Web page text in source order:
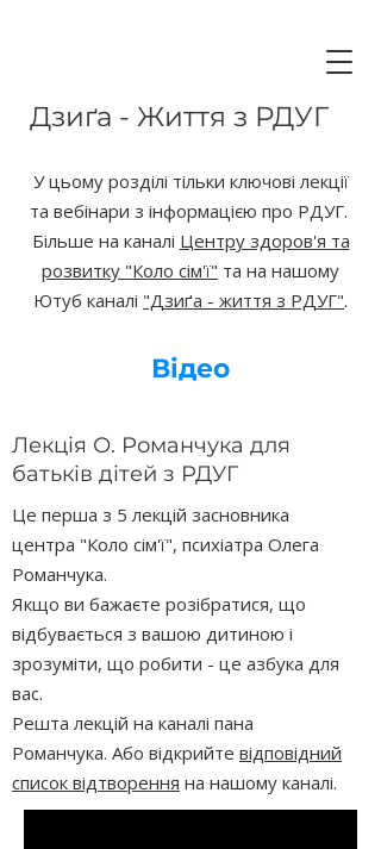
Дзиґа - Життя з РДУГ
У цьому розділі тільки ключові лекції
та вебінари з інформацією про РДУГ.
Більше на каналі Центру здоров'я та
розвитку "Коло сім'ї" та на нашому
Ютуб каналі "Дзиґа - життя з РДУГ".
Відео
Лекція О. Романчука для
батьків дітей з РДУГ
Це перша з 5 лекцій засновника
центра "Коло сім'ї", психіатра Олега
Романчука.
Якщо ви бажаєте розібратися, що
відбувається з вашою дитиною і
зрозуміти, що робити - це азбука для
вас.
Решта лекцій на каналі пана
Романчука. Або відкрийте відповідний
список відтворення на нашому каналі.